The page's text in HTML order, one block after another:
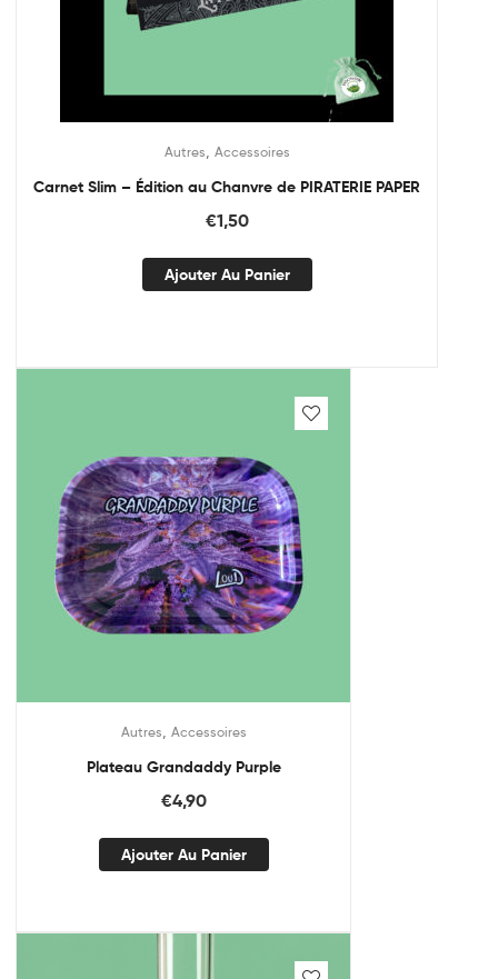
Autres Accessoires
Carnet Slim – Édition au Chanvre de PIRATERIE PAPER
€1,50
Ajouter Au Panier
Autres Accessoires
Plateau Grandaddy Purple
€4,90
Ajouter Au Panier